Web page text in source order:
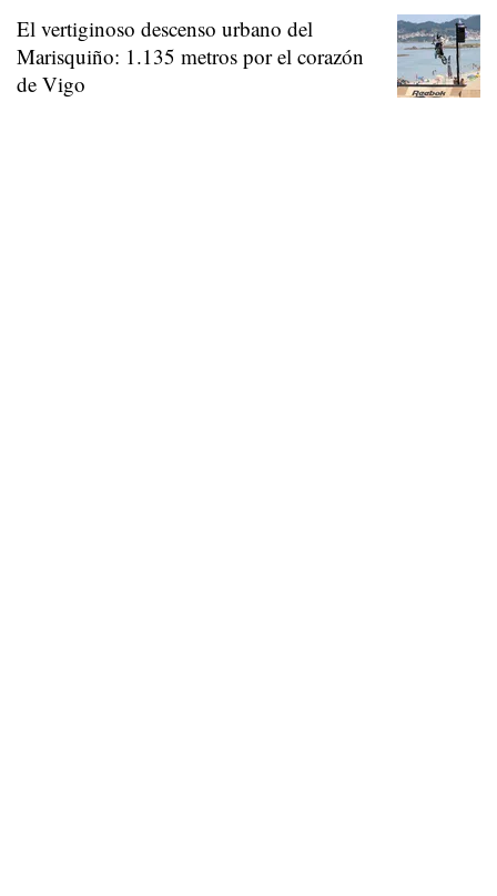
El vertiginoso descenso urbano del
Marisquiño: 1.135 metros por el corazón
de Vigo